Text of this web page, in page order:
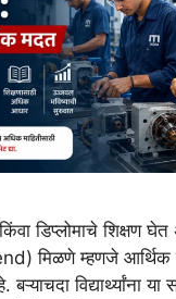
डिप्लोमाचे शिक्षण घेत
मिळणे म्हणजे आर्थिक
विद्यार्थ्यांना या